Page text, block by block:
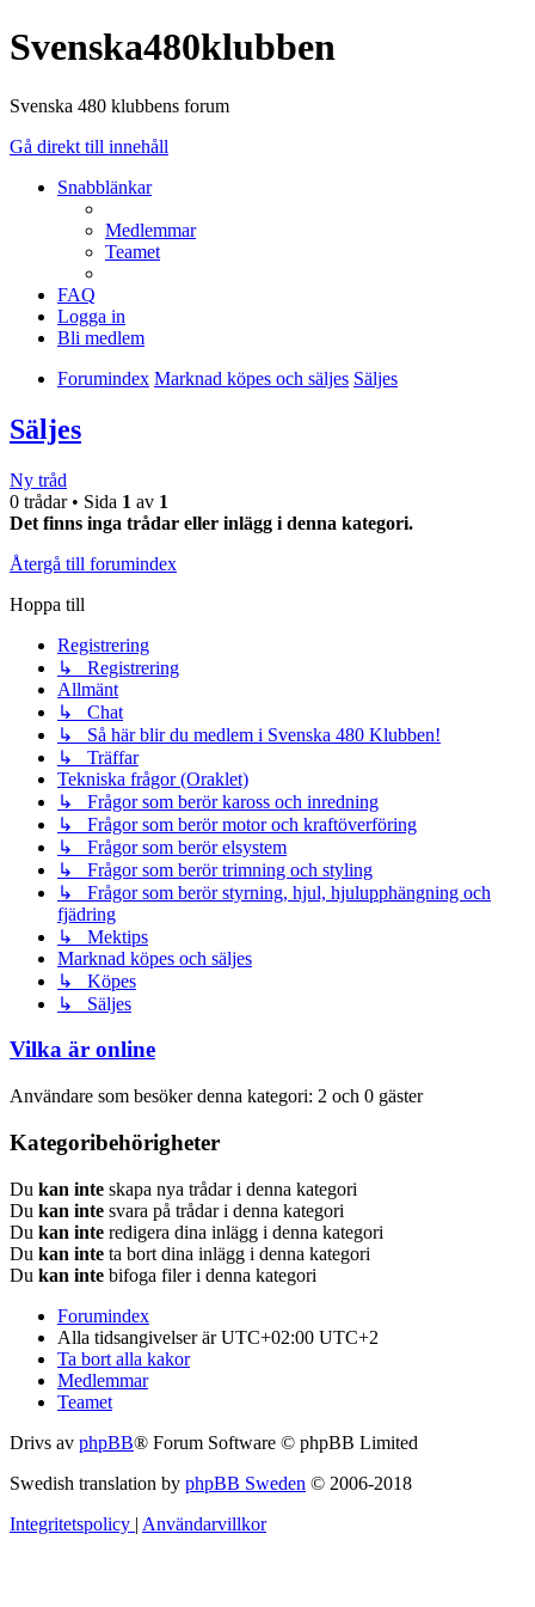
Svenska480klubben
Svenska 480 klubbens forum
Gå direkt till innehåll
Snabblänkar
Medlemmar
Teamet
FAQ
Logga in
Bli medlem
Forumindex Marknad köpes och säljes Säljes
Säljes
Ny tråd
0 trådar • Sida 1 av 1
Det finns inga trådar eller inlägg i denna kategori.
Återgå till forumindex
Hoppa till
Registrering
↳ Registrering
Allmänt
↳ Chat
↳ Så här blir du medlem i Svenska 480 Klubben!
↳ Träffar
Tekniska frågor (Oraklet)
↳ Frågor som berör kaross och inredning
↳ Frågor som berör motor och kraftöverföring
↳ Frågor som berör elsystem
↳ Frågor som berör trimning och styling
↳ Frågor som berör styrning, hjul, hjulupphängning och
fjädring
↳ Mektips
Marknad köpes och säljes
↳ Köpes
↳ Säljes
Vilka är online
Användare som besöker denna kategori: 2 och 0 gäster
Kategoribehörigheter
Du kan inte skapa nya trådar i denna kategori
Du kan inte svara på trådar i denna kategori
Du kan inte redigera dina inlägg i denna kategori
Du kan inte ta bort dina inlägg i denna kategori
Du kan inte bifoga filer i denna kategori
Forumindex
Alla tidsangivelser är UTC+02:00 UTC+2
Ta bort alla kakor
Medlemmar
Teamet
Drivs av phpBB® Forum Software © phpBB Limited
Swedish translation by phpBB Sweden © 2006-2018
Integritetspolicy | Användarvillkor